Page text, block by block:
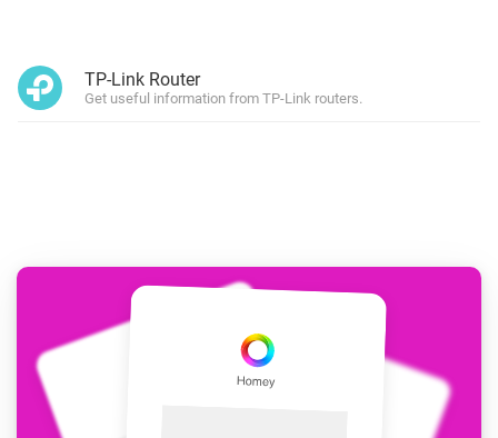
TP-Link Router
Get useful information from TP-Link routers.